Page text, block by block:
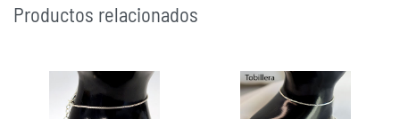
Productos relacionados